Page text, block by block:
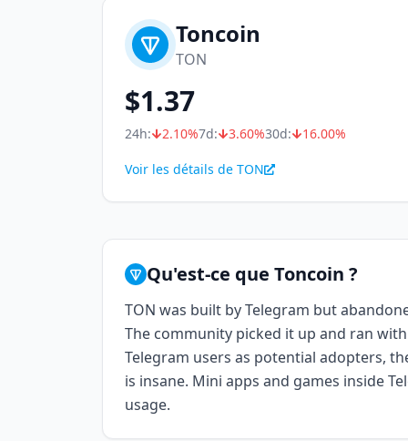
Toncoin
TON
$1.37
24h: 2.10%7d: 3.60%30d: 16.00%
Voir les détails de TON
Qu'est-ce que Toncoin ?
TON was built by Telegram but
The community picked it up and ran
Telegram users as potential adopters,
is insane. Mini apps and games inside
usage.